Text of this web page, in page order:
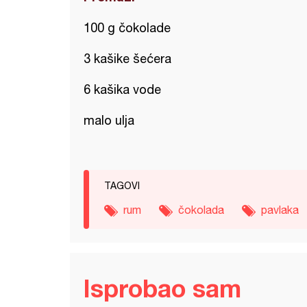
100 g čokolade
3 kašike šećera
6 kašika vode
malo ulja
TAGOVI
rum čokolada pavlaka
Isprobao sam